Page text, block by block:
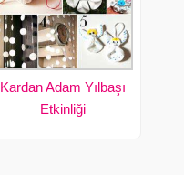
Kardan Adam Yılbaşı
Etkinliği